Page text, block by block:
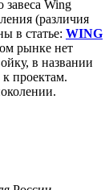
завеса Wing
(различия
в статье: WING
рынке нет
в названии
проектам.